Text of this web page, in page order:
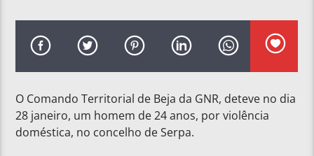
O Comando Territorial de Beja da GNR, deteve no dia
28 janeiro, um homem de 24 anos, por violência
doméstica, no concelho de Serpa.